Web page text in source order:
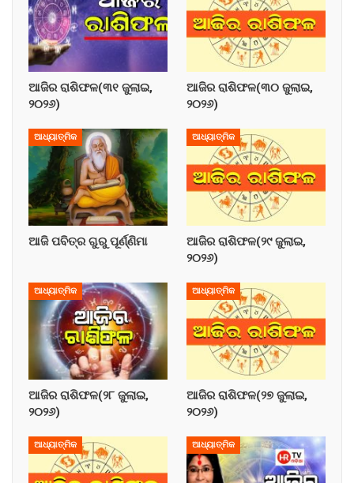
ଆଜିର ରାଶିଫଳ(୩୧ ଜୁଲାଇ,
୨୦୨୬)
ଆଜିର ରାଶିଫଳ(୩୦ ଜୁଲାଇ,
୨୦୨୬)
ଆଧ୍ୟାତ୍ମିକ
ଆଜି ପବିତ୍ର ଗୁରୁ ପୂର୍ଣ୍ଣିମା
ଆଧ୍ୟାତ୍ମିକ
ଆଜିର ରାଶିଫଳ(୨୯ ଜୁଲାଇ,
୨୦୨୬)
ଆଧ୍ୟାତ୍ମିକ
ଆଜିର ରାଶିଫଳ(୨୮ ଜୁଲାଇ,
୨୦୨୬)
ଆଧ୍ୟାତ୍ମିକ
ଆଜିର ରାଶିଫଳ(୨୭ ଜୁଲାଇ,
୨୦୨୬)
ଆଧ୍ୟାତ୍ମିକ ଆଧ୍ୟାତ୍ମିକ